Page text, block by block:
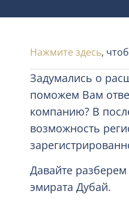
Нажмите здесь,
Задумались о
поможем Вам
компанию? В
возможность
Давайте
эмирата Дубай.